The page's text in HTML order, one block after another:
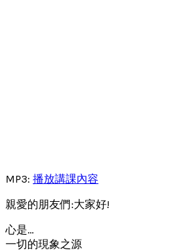
MP3: 播放講課內容
親愛的朋友們:大家好!
心是…
一切的現象之源